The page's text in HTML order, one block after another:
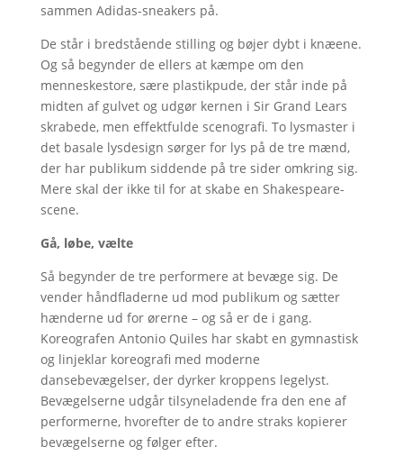
sammen Adidas-sneakers på.
De står i bredstående stilling og bøjer dybt i knæene.
Og så begynder de ellers at kæmpe om den
menneskestore, sære plastikpude, der står inde på
midten af gulvet og udgør kernen i Sir Grand Lears
skrabede, men effektfulde scenografi. To lysmaster i
det basale lysdesign sørger for lys på de tre mænd,
der har publikum siddende på tre sider omkring sig.
Mere skal der ikke til for at skabe en Shakespeare-
scene.
Gå, løbe, vælte
Så begynder de tre performere at bevæge sig. De
vender håndfladerne ud mod publikum og sætter
hænderne ud for ørerne – og så er de i gang.
Koreografen Antonio Quiles har skabt en gymnastisk
og linjeklar koreografi med moderne
dansebevægelser, der dyrker kroppens legelyst.
Bevægelserne udgår tilsyneladende fra den ene af
performerne, hvorefter de to andre straks kopierer
bevægelserne og følger efter.